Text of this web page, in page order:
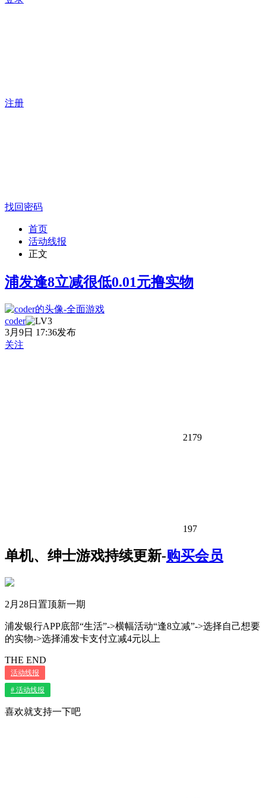
注册
找回密码
首页
活动线报
正文
浦发逢8立减很低0.01元撸实物
coder
3月9日 17:36发布
关注
2179
197
单机、绅士游戏持续更新-购买会员
2月28日置顶新一期
浦发银行APP底部“生活”->横幅活动“逢8立减”->选择自己想要
的实物->选择浦发卡支付立减4元以上
THE END
活动线报
# 活动线报
喜欢就支持一下吧